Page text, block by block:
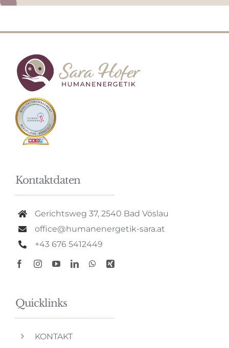
Kontaktdaten
Gerichtsweg 37, 2540 Bad Vöslau
office@humanenergetik-sara.at
+43 676 5412449
Quicklinks
KONTAKT